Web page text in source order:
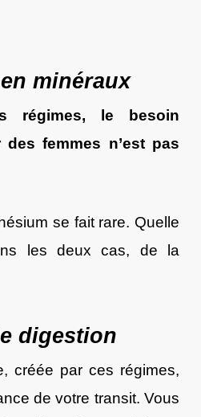
minéraux
régimes, le besoin
femmes n’est pas
se fait rare. Quelle
les deux cas, de la
digestion
créée par ces régimes,
de votre transit. Vous